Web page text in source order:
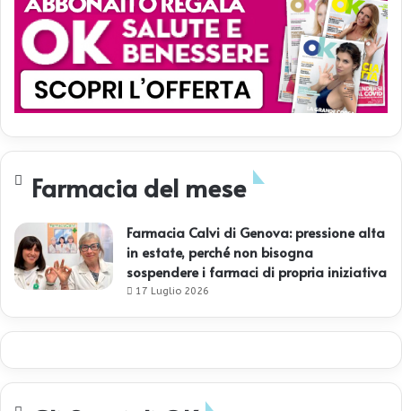
Farmacia del mese
Farmacia Calvi di Genova: pressione alta
in estate, perché non bisogna
sospendere i farmaci di propria iniziativa
17 Luglio 2026